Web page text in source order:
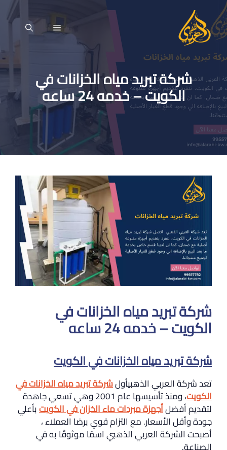
انتقل
إلى
المحتوى القائمة
شركة تبريد مياه الخزانات في
الكويت – خدمه 24 ساعه
شركة تبريد مياه الخزانات في
الكويت – خدمه 24 ساعه
شركة تبريد مياه الخزانات في الكويت
تعد شركة العربي الذهبيأولشركة تبريد مياه الخزانات في
الكويت ، ومنذ تأسيسها عام 2001 وهي تسعي جاهدة
لتقديم أفضلأجهزة مبردات ماء الخزان في الكويتبأعلي
جودة وأقل الأسعار. مع التزام قوي برضا العملاء ،
أصبحت الشركة العربي الذهبي اسمًا موثوقًا به في